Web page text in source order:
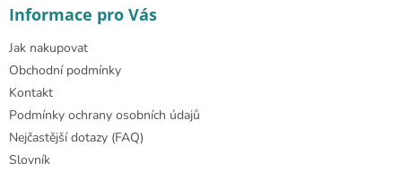
Informace pro Vás
Jak nakupovat
Obchodní podmínky
Kontakt
Podmínky ochrany osobních údajů
Nejčastější dotazy (FAQ)
Slovník